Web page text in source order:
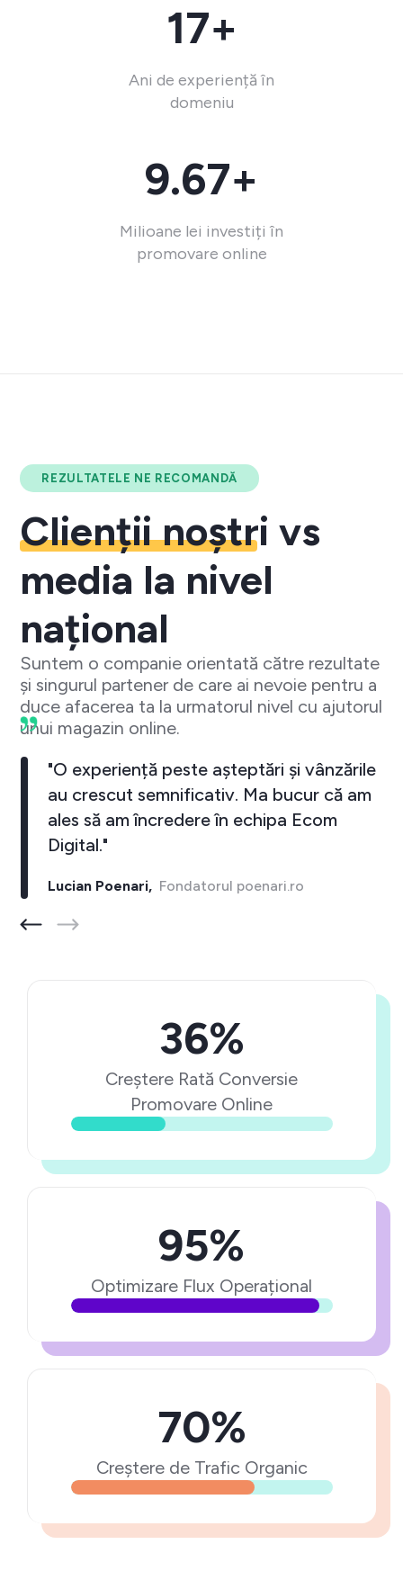
17+
Ani de experiență în
domeniu
9.67+
Milioane lei investiți în
promovare online
REZULTATELE NE RECOMANDĂ
Clienții noștri vs
media la nivel
național
Suntem o companie orientată către rezultate
și singurul partener de care ai nevoie pentru a
duce afacerea ta la urmatorul nivel cu ajutorul
unui magazin online.
"O experiență peste așteptări și vânzările
au crescut semnificativ. Ma bucur că am
ales să am încredere în echipa Ecom
Digital."
Lucian Poenari,Fondatorul poenari.ro
36%
Creștere Rată Conversie
Promovare Online
95%
Optimizare Flux Operațional
70%
Creștere de Trafic Organic